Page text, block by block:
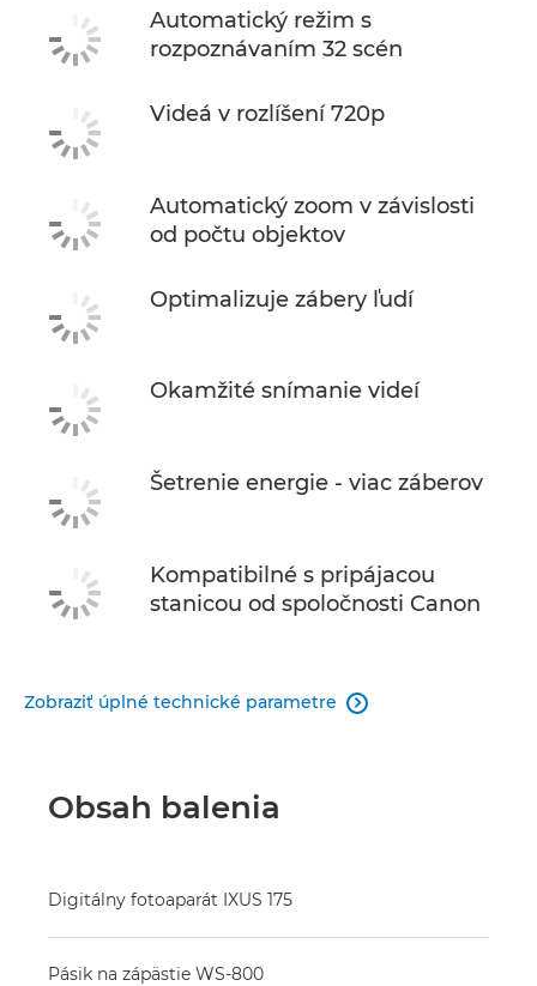
Automatický režim s
rozpoznávaním 32 scén
Videá v rozlíšení 720p
Automatický zoom v závislosti
od počtu objektov
Optimalizuje zábery ľudí
Okamžité snímanie videí
Šetrenie energie - viac záberov
Kompatibilné s pripájacou
stanicou od spoločnosti Canon
Zobraziť úplné technické parametre 
Obsah balenia
Digitálny fotoaparát IXUS 175
Pásik na zápästie WS-800